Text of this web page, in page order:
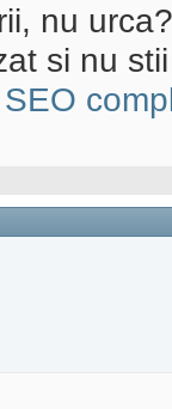
nu
si nu